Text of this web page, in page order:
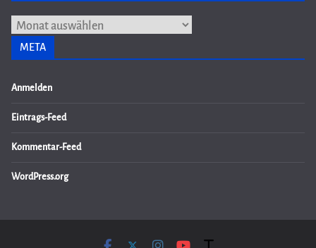
Archiv
META
Anmelden
Eintrags-Feed
Kommentar-Feed
WordPress.org